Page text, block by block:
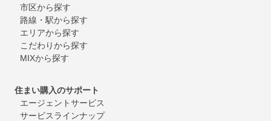
市区から探す
路線・駅から探す
エリアから探す
こだわりから探す
MIXから探す
住まい購入のサポート
エージェントサービス
サービスラインナップ